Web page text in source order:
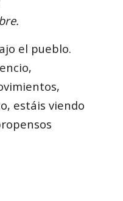
el pueblo.
estáis viendo